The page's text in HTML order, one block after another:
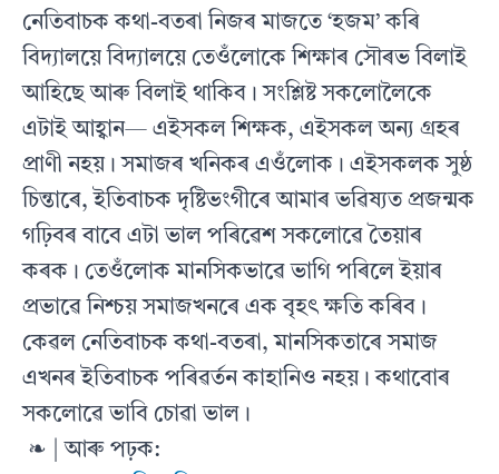
নেতিবাচক কথা-বতৰা নিজৰ মাজতে ‘হজম’ কৰি
বিদ্যালয়ে বিদ্যালয়ে তেওঁলোকে শিক্ষাৰ সৌৰভ বিলাই
আহিছে আৰু বিলাই থাকিব। সংশ্লিষ্ট সকলোলৈকে
এটাই আহ্বান— এইসকল শিক্ষক, এইসকল অন্য গ্ৰহৰ
প্ৰাণী নহয়। সমাজৰ খনিকৰ এওঁলোক। এইসকলক সুষ্ঠ
চিন্তাৰে, ইতিবাচক দৃষ্টিভংগীৰে আমাৰ ভৱিষ্যত প্ৰজন্মক
গঢ়িবৰ বাবে এটা ভাল পৰিৱেশ সকলোৱে তৈয়াৰ
কৰক। তেওঁলোক মানসিকভাৱে ভাগি পৰিলে ইয়াৰ
প্ৰভাৱে নিশ্চয় সমাজখনৰে এক বৃহৎ ক্ষতি কৰিব।
কেৱল নেতিবাচক কথা-বতৰা, মানসিকতাৰে সমাজ
এখনৰ ইতিবাচক পৰিৱৰ্তন কাহানিও নহয়। কথাবোৰ
সকলোৱে ভাবি চোৱা ভাল।
❧ | আৰু পঢ়ক: